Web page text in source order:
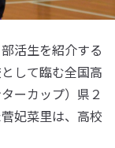
活生を紹介する
して臨む全国高
ーカップ）県２
妃菜里は、高校